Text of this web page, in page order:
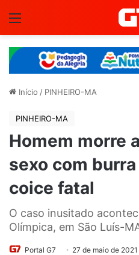
Início / PINHEIRO-MA
PINHEIRO-MA
Homem morre
sexo com
coice fatal
O caso inusitado
Olímpica, em São Luís-
Portal G7 27 de maio de 2021